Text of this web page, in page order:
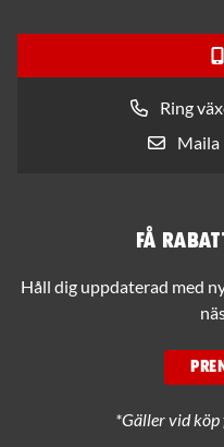
Ring
Maila
Få
Håll dig uppdaterad med
*Gäller vid